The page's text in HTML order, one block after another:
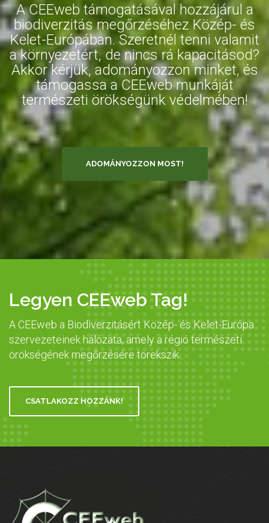
A CEEweb támogatásával hozzájárul a
biodiverzitás megőrzéséhez Közép- és
Kelet-Európában. Szeretnél tenni valamit
a környezetért, de nincs rá kapacitásod?
Akkor kérjük, adományozzon minket, és
támogassa a CEEweb munkáját
természeti örökségünk védelmében!
ADOMÁNYOZZON MOST!
Legyen CEEweb Tag!
A CEEweb a Biodiverzitásért Közép- és Kelet-Európa
szervezeteinek hálózata, amely a régió természeti
örökségének megőrzésére törekszik..
CSATLAKOZZ HOZZÁNK!